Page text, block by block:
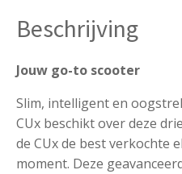
Beschrijving
Jouw go-to scooter
Slim, intelligent en
CUx beschikt over deze
de CUx de best verkochte
moment. Deze